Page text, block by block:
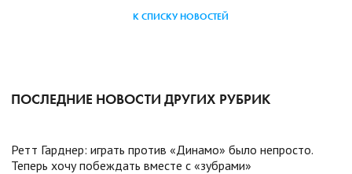
К СПИСКУ НОВОСТЕЙ
ПОСЛЕДНИЕ НОВОСТИ ДРУГИХ РУБРИК
Ретт Гарднер: играть против «Динамо» было непросто.
Теперь хочу побеждать вместе с «зубрами»